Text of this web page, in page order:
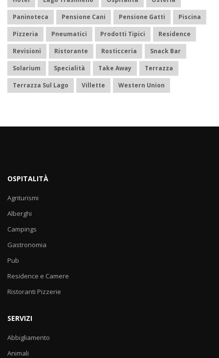
Paninoteca Pensione Cani Pensione Gatti Piscina
Pizzeria Pneumatici Prodotti Tipici Residence
Revisioni Ristorante Rosticceria Snack Bar
Solarium Specialità Take Away Terrazza
Terrazza Sul Lago Villette Western Union
OSPITALITÀ
Agriturismi
Alberghi
Campings
Gastronomia
Pub
Residence e Camere
Ristoranti Pizzerie
SERVIZI
Abbigliamento
Animali